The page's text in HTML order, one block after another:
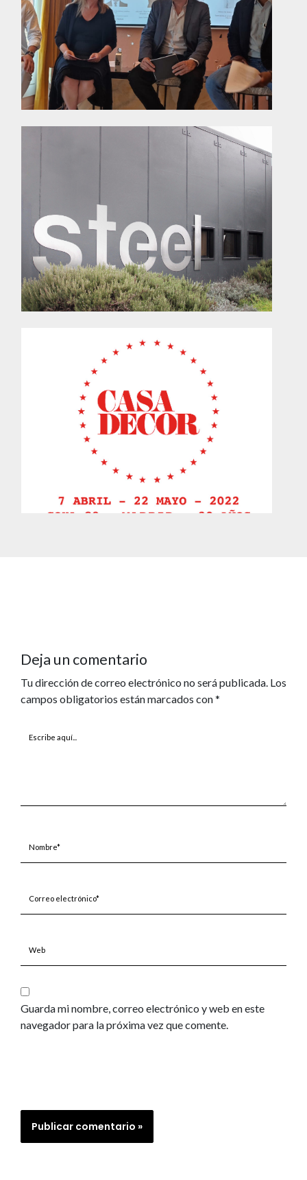
Deja un comentario
Tu dirección de correo electrónico no será publicada. Los
campos obligatorios están marcados con*
Escribe
electrónico*
Guarda mi nombre, correo electrónico y web en este
navegador para la próxima vez que comente.